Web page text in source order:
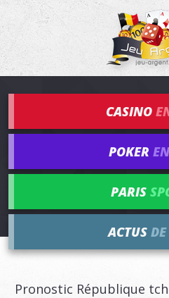
CASINO
POKER
PARIS
ACTUS
Pronostic République